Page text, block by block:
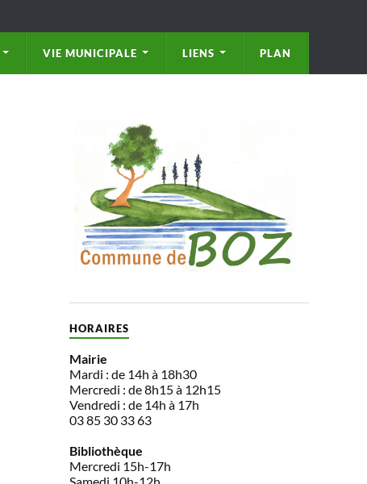
VIE MUNICIPALE LIENS PLAN
HORAIRES
Mairie
Mardi : de 14h à 18h30
Mercredi : de 8h15 à 12h15
Vendredi : de 14h à 17h
03 85 30 33 63
Bibliothèque
Mercredi 15h-17h